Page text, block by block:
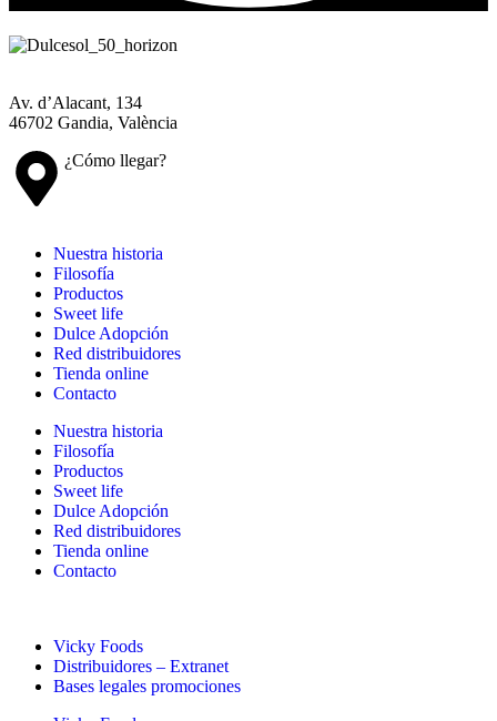
Av. d’Alacant, 134
46702 Gandia, València
¿Cómo llegar?
Nuestra historia
Filosofía
Productos
Sweet life
Dulce Adopción
Red distribuidores
Tienda online
Contacto
Nuestra historia
Filosofía
Productos
Sweet life
Dulce Adopción
Red distribuidores
Tienda online
Contacto
Vicky Foods
Distribuidores – Extranet
Bases legales promociones